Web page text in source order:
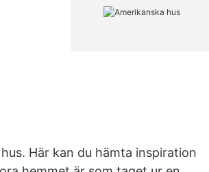
Här kan du hämta inspiration